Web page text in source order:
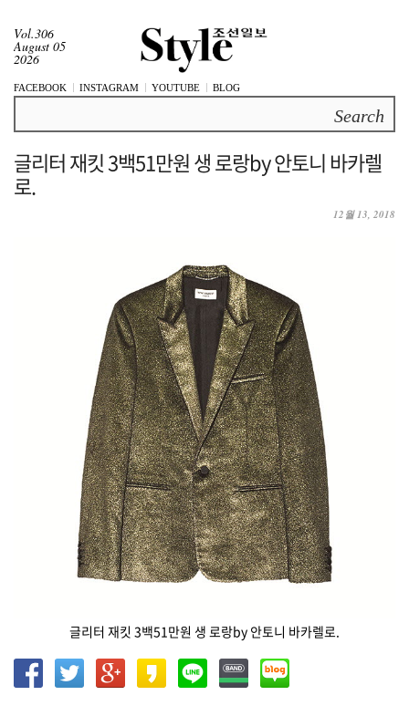
Vol.306
August 05
2026
FACEBOOK INSTAGRAM YOUTUBE BLOG
글리터 재킷 3백51만원 생 로랑by 안토니 바카렐
로.
12월 13, 2018
글리터 재킷 3백51만원 생 로랑by 안토니 바카렐로.